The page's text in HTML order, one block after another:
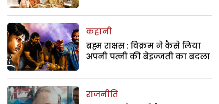
कहानी
ब्रह्म राक्षस : विक्रम ने कैसे लिया
अपनी पत्नी की बेइज्जती का बदला
राजनीति